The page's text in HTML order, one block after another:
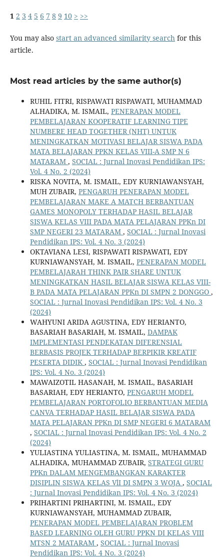
1 2 3 4 5 6 7 8 9 10 > >>
You may also start an advanced similarity searchfor this
article.
Most read articles by the same author(s)
RUHIL FITRI, RISPAWATI RISPAWATI, MUHAMMAD
ALHADIKA, M. ISMAIL, PENERAPAN MODEL
PEMBELAJARAN KOOPERATIF LEARNING TIPE
NUMBERE HEAD TOGETHER (NHT) UNTUK
MENINGKATKAN MOTIVASI BELAJAR SISWA PADA
MATA BELAJARAN PPKN KELAS VIII-A SMP N 6
MATARAM , SOCIAL : Jurnal Inovasi Pendidikan IPS:
Vol. 4 No. 2 (2024)
RISKA NOVITA, M. ISMAIL, EDY KURNIAWANSYAH,
MUH ZUBAIR, PENGARUH PENERAPAN MODEL
PEMBELAJARAN MAKE A MATCH BERBANTUAN
GAMES MONOPOLY TERHADAP HASIL BELAJAR
SISWA KELAS VIII PADA MATA PELAJARAN PPKn DI
SMP NEGERI 23 MATARAM , SOCIAL : Jurnal Inovasi
Pendidikan IPS: Vol. 4 No. 3 (2024)
OKTAVIANA LESI, RISPAWATI RISPAWATI, EDY
KURNIAWANSYAH, M. ISMAIL, PENERAPAN MODEL
PEMBELAJARAH THINK PAIR SHARE UNTUK
MENINGKATKAN HASIL BELAJAR SISWA KELAS VIII-
B PADA MATA PELAJARAN PPKn DI SMPN 2 DONGGO ,
SOCIAL : Jurnal Inovasi Pendidikan IPS: Vol. 4 No. 3
(2024)
WAHYUNI ARIDA AGUSTINA, EDY HERIANTO,
BASARIAH BASARIAH, M. ISMAIL, DAMPAK
IMPLEMENTASI PENDEKATAN DIFERENSIAL
BERBASIS PROJEK TERHADAP BERPIKIR KREATIF
PESERTA DIDIK , SOCIAL : Jurnal Inovasi Pendidikan
IPS: Vol. 4 No. 3 (2024)
MAWAIZOTIL HASANAH, M. ISMAIL, BASARIAH
BASARIAH, EDY HERIANTO, PENGARUH MODEL
PEMBELAJARAN PORTOFOLIO BERBANTUAN MEDIA
CANVA TERHADAP HASIL BELAJAR SISWA PADA
MATA PELAJARAN PPKn DI SMP NEGERI 6 MATARAM
, SOCIAL : Jurnal Inovasi Pendidikan IPS: Vol. 4 No. 2
(2024)
YULIASTINA YULIASTINA, M. ISMAIL, MUHAMMAD
ALHADIKA, MUHAMMAD ZUBAIR, STRATEGI GURU
PPKn DALAM MENGEMBANGKAN KARAKTER
DISIPLIN SISWA KELAS VlI DI SMPN 3 WOJA , SOCIAL
: Jurnal Inovasi Pendidikan IPS: Vol. 4 No. 3 (2024)
PRIHARTINI PRIHARTINI, M. ISMAIL, EDY
KURNIAWANSYAH, MUHAMMAD ZUBAIR,
PENERAPAN MODEL PEMBELAJARAN PROBLEM
BASED LEARNING OLEH GURU PPKN DI KELAS VIII
MTSN 2 MATARAM , SOCIAL : Jurnal Inovasi
Pendidikan IPS: Vol. 4 No. 3 (2024)